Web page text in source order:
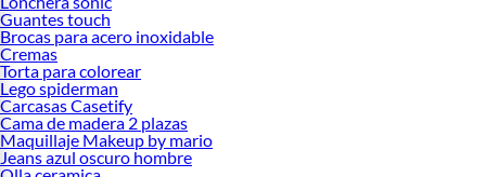
asegurar un rendimiento óptimo y un consumo energético razonable. Para
conocer toda nuestra oferta ingresa ahora en Falabella Perú y haz tu pedido
ahora!
Guantes touch
Brocas para acero inoxidable
Cremas
Torta para colorear
Lego spiderman
Carcasas Casetify
Cama de madera 2 plazas
Maquillaje Makeup by mario
Jeans azul oscuro hombre